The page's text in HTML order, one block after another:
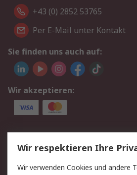
+43 (0) 2852 53765
Per E-Mail unter Kontakt
Sie finden uns auch auf:
Wir akzeptieren:
Service
Value Added Services
Rücksendung/Entsorgung
Wir respektieren Ihre
Wir verwenden Cookies und andere